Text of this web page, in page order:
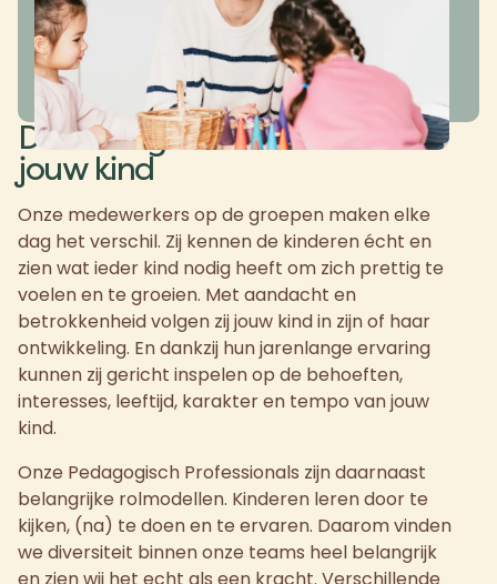
Deskundige rolmodellen voor
jouw kind
Onze medewerkers op de groepen maken elke
dag het verschil. Zij kennen de kinderen écht en
zien wat ieder kind nodig heeft om zich prettig te
voelen en te groeien. Met aandacht en
betrokkenheid volgen zij jouw kind in zijn of haar
ontwikkeling. En dankzij hun jarenlange ervaring
kunnen zij gericht inspelen op de behoeften,
interesses, leeftijd, karakter en tempo van jouw
kind.
Onze Pedagogisch Professionals zijn daarnaast
belangrijke rolmodellen. Kinderen leren door te
kijken, (na) te doen en te ervaren. Daarom vinden
we diversiteit binnen onze teams heel belangrijk